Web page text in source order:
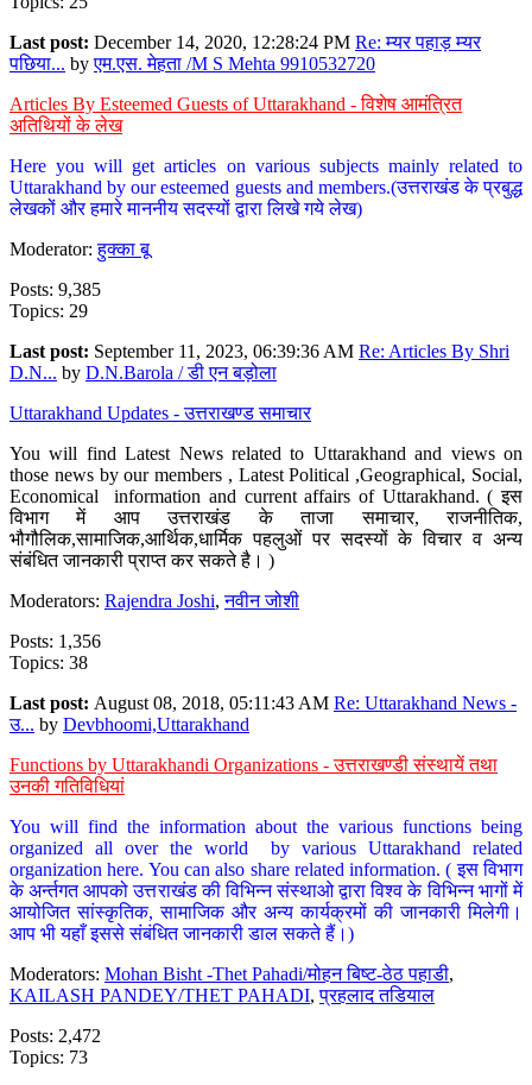
Last post: December 14, 2020, 12:28:24 PM Re: म्यर पहाड़ म्यर
पछिया... byएम.एस. मेहता /M S Mehta 9910532720
Articles By Esteemed Guests of Uttarakhand - विशेष आमंत्रित
अतिथियों के लेख
Here you will get articles on various subjects mainly related to
Uttarakhand by our esteemed guests and members.(उत्तराखंड के प्रबुद्ध
लेखकों और हमारे माननीय सदस्यों द्वारा लिखे गये लेख)
Moderator:हुक्का बू
Posts: 9,385
Topics: 29
Last post: September 11, 2023, 06:39:36 AM Re: Articles By Shri
D.N... by D.N.Barola / डी एन बड़ोला
Uttarakhand Updates - उत्तराखण्ड समाचार
You will find Latest News related to Uttarakhand and views on
those news by our members , Latest Political ,Geographical, Social,
Economical information and current affairs of Uttarakhand. ( इस
विभाग में आप उत्तराखंड के ताजा समाचार, राजनीतिक,
भौगौलिक,सामाजिक,आर्थिक,धार्मिक पहलुओं पर सदस्यों के विचार व अन्य
संबंधित जानकारी प्राप्त कर सकते है। )
Moderators: Rajendra Joshi,नवीन जोशी
Posts: 1,356
Topics: 38
Last post: August 08, 2018, 05:11:43 AM Re: Uttarakhand News -
उ... by Devbhoomi,Uttarakhand
Functions by Uttarakhandi Organizations - उत्तराखण्डी संस्थायें तथा
उनकी गतिविधियां
You will find the information about the various functions being
organized all over the world by various Uttarakhand related
organization here. You can also share related information. ( इस विभाग
के अर्न्तगत आपको उत्तराखंड की विभिन्न संस्थाओ द्वारा विश्व के विभिन्न भागों में
आयोजित सांस्कृतिक, सामाजिक और अन्य कार्यक्रमों की जानकारी मिलेगी।
आप भी यहाँ इससे संबंधित जानकारी डाल सकते हैं।)
Moderators: Mohan Bisht -Thet Pahadi/मोहन बिष्ट-ठेठ पहाडी,
KAILASH PANDEY/THET PAHADI,प्रहलाद तडियाल
Posts: 2,472
Topics: 73